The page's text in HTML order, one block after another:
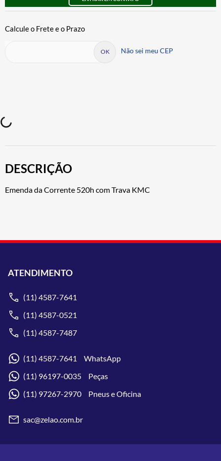
Não sei meu CEP
DESCRIÇÃO
Emenda da Corrente 520h com Trava KMC
ATENDIMENTO
(11) 4587-7641
(11) 4587-0521
(11) 4587-7487
(11) 4587-7641 WhatsApp
(11) 96197-0035 Peças
(11) 97267-2970 Pneus e Oficina
sac@zelao.com.br